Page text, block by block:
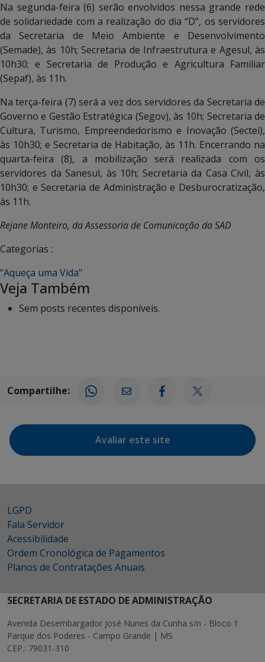
Na segunda-feira (6) serão envolvidos nessa grande rede
de solidariedade com a realização do dia “D”, os servidores
da Secretaria de Meio Ambiente e Desenvolvimento
(Semade), às 10h; Secretaria de Infraestrutura e Agesul, às
10h30; e Secretaria de Produção e Agricultura Familiar
(Sepaf), às 11h.
Na terça-feira (7) será a vez dos servidores da Secretaria de
Governo e Gestão Estratégica (Segov), às 10h; Secretaria de
Cultura, Turismo, Empreendedorismo e Inovação (Sectei),
às 10h30; e Secretaria de Habitação, às 11h. Encerrando na
quarta-feira (8), a mobilização será realizada com os
servidores da Sanesul, às 10h; Secretaria da Casa Civil, às
10h30; e Secretaria de Administração e Desburocratização,
às 11h.
Rejane Monteiro, da Assessoria de Comunicação da SAD
Categorias :
"Aqueça uma Vida"
Veja Também
Sem posts recentes disponíveis.
Compartilhe:
Avaliar este site
LGPD
Fala Servidor
Acessibilidade
Ordem Cronológica de Pagamentos
Planos de Contratações Anuais
SECRETARIA DE ESTADO DE ADMINISTRAÇÃO
Avenida Desembargador José Nunes da Cunha s/n - Bloco 1
Parque dos Poderes - Campo Grande | MS
CEP.: 79031-310